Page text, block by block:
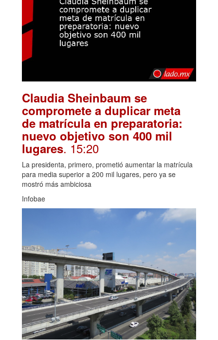
Claudia Sheinbaum se
compromete a duplicar meta
de matrícula en preparatoria:
nuevo objetivo son 400 mil
lugares. 15:20
La presidenta, primero, prometió aumentar la matrícula
para media superior a 200 mil lugares, pero ya se
mostró más ambiciosa
Infobae